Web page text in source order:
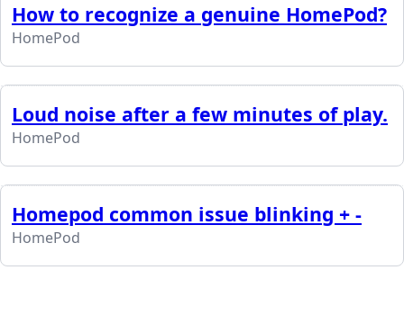
How to recognize a genuine HomePod?
HomePod
Loud noise after a few minutes of play.
HomePod
Homepod common issue blinking + -
HomePod